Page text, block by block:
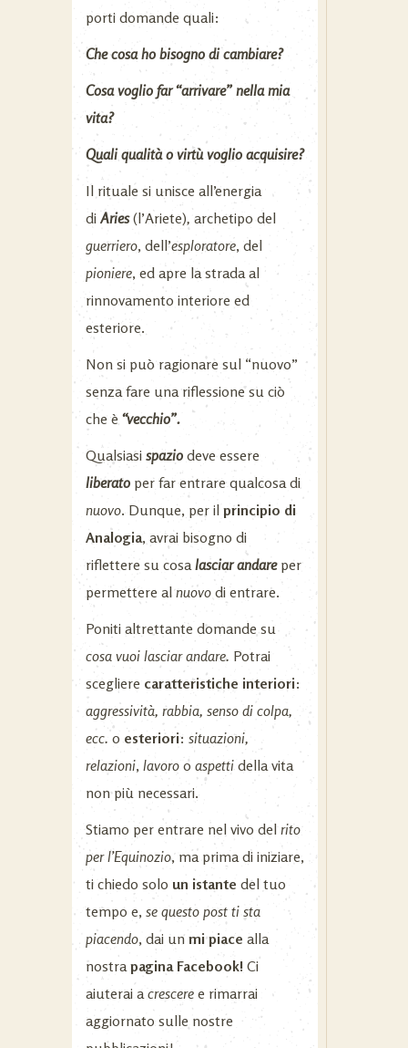
porti domande quali:
Che cosa ho bisogno di cambiare?
Cosa voglio far “arrivare” nella mia
vita?
Quali qualità o virtù voglio acquisire?
Il rituale si unisce all’energia
di Aries (l’Ariete), archetipo del
guerriero, dell’esploratore, del
pioniere, ed apre la strada al
rinnovamento interiore ed
esteriore.
Non si può ragionare sul “nuovo”
senza fare una riflessione su ciò
che è “vecchio”.
Qualsiasi spazio deve essere
liberato per far entrare qualcosa di
nuovo. Dunque, per il principio di
Analogia, avrai bisogno di
riflettere su cosa lasciar andare per
permettere al nuovo di entrare.
Poniti altrettante domande su
cosa vuoi lasciar andare. Potrai
scegliere caratteristiche interiori:
aggressività, rabbia, senso di colpa,
ecc.o esteriori: situazioni,
relazioni, lavoro o aspetti della vita
non più necessari.
Stiamo per entrare nel vivo del rito
per l’Equinozio, ma prima di iniziare,
ti chiedo solo un istante del tuo
tempo e, se questo post ti sta
piacendo, dai un mi piace alla
nostra pagina Facebook! Ci
aiuterai a crescere e rimarrai
aggiornato sulle nostre